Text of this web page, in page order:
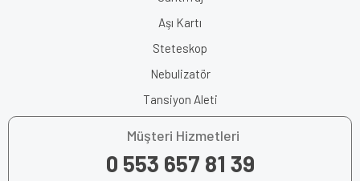
Aşı Kartı
Steteskop
Nebulizatör
Tansiyon Aleti
Müşteri Hizmetleri
0 553 657 81 39